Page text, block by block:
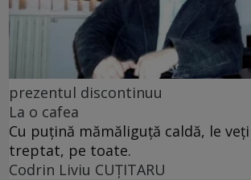
prezentul discontinuu
La o cafea
Cu puţină mămăliguţă caldă, le
treptat, pe toate.
Codrin Liviu CUŢITARU